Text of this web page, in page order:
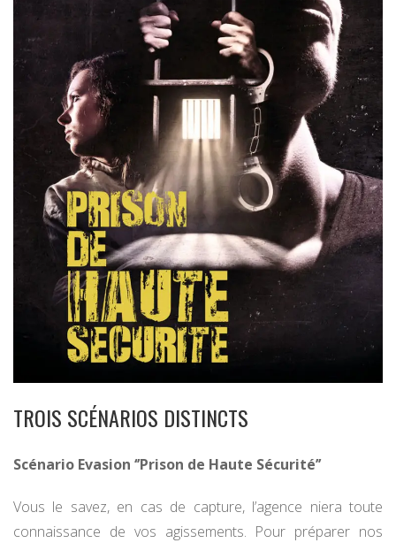
TROIS SCÉNARIOS DISTINCTS
Scénario Evasion ‘’Prison de Haute Sécurité’’
Vous le savez, en cas de capture, l’agence niera toute
connaissance de vos agissements. Pour préparer nos